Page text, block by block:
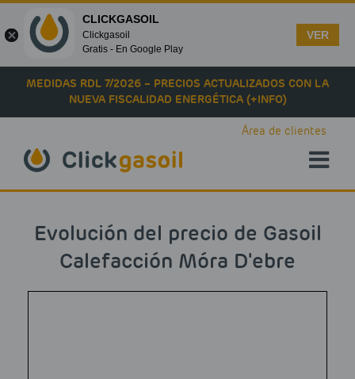
Skip to main content
MEDIDAS RDL 7/2026 – PRECIOS ACTUALIZADOS CON LA
NUEVA FISCALIDAD ENERGÉTICA (+INFO)
Área de clientes
Evolución del precio de Gasoil
Calefacción Móra D'ebre
CLICKGASOIL
Clickgasoil
Gratis - En Google Play
VER